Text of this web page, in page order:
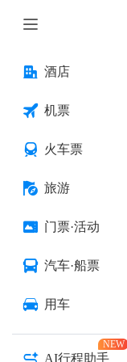
酒店
机票
火车票
旅游
门票·活动
汽车·船票
用车
AI行程助手
NEW